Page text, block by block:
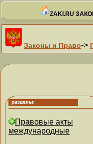
ZAKI.RU
Законы и Право->
Правовые акты
международные